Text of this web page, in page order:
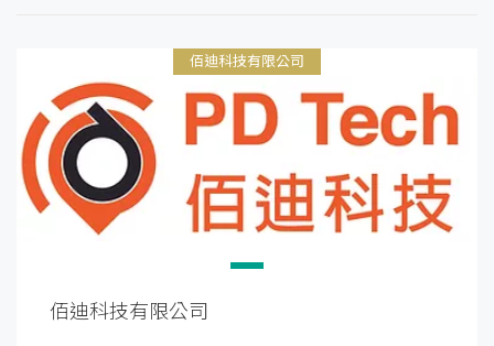
佰迪科技有限公司
佰迪科技有限公司